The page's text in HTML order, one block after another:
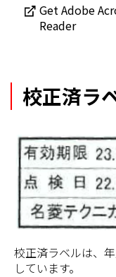
Get Adobe
Reader
校正済ラ
校正済ラベルは、
しています。